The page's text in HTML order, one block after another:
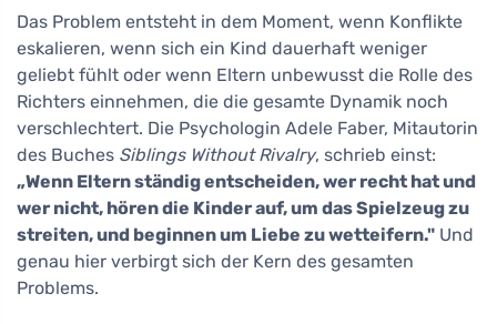
Das Problem entsteht in dem Moment, wenn Konflikte
eskalieren, wenn sich ein Kind dauerhaft weniger
geliebt fühlt oder wenn Eltern unbewusst die Rolle des
Richters einnehmen, die die gesamte Dynamik noch
verschlechtert. Die Psychologin Adele Faber, Mitautorin
des Buches Siblings Without Rivalry, schrieb einst:
„Wenn Eltern ständig entscheiden, wer recht hat und
wer nicht, hören die Kinder auf, um das Spielzeug zu
streiten, und beginnen um Liebe zu wetteifern." Und
genau hier verbirgt sich der Kern des gesamten
Problems.